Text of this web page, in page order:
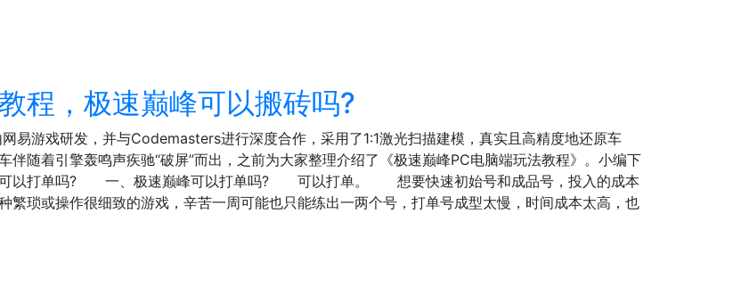
程，极速巅峰可以搬砖吗?
易游戏研发，并与Codemasters进行深度合作，采用了1:1激光扫描建模，真实且高精度地还原车
随着引擎轰鸣声疾驰“破屏”而出，之前为大家整理介绍了《极速巅峰PC电脑端玩法教程》。小编下
可以打单吗? 一、极速巅峰可以打单吗? 可以打单。 想要快速初始号和成品号，投入的成本
繁琐或操作很细致的游戏，辛苦一周可能也只能练出一两个号，打单号成型太慢，时间成本太高，也